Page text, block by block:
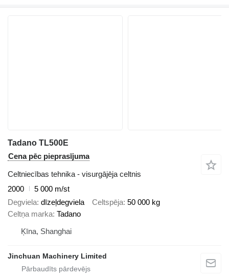
Tadano TL500E
Cena pēc pieprasījuma
Celtniecības tehnika - visurgājēja celtnis
2000
5 000 m/st
Degviela dīzeļdegviela Celtspēja 50 000 kg
Celtņa marka Tadano
Ķīna, Shanghai
Jinchuan Machinery Limited